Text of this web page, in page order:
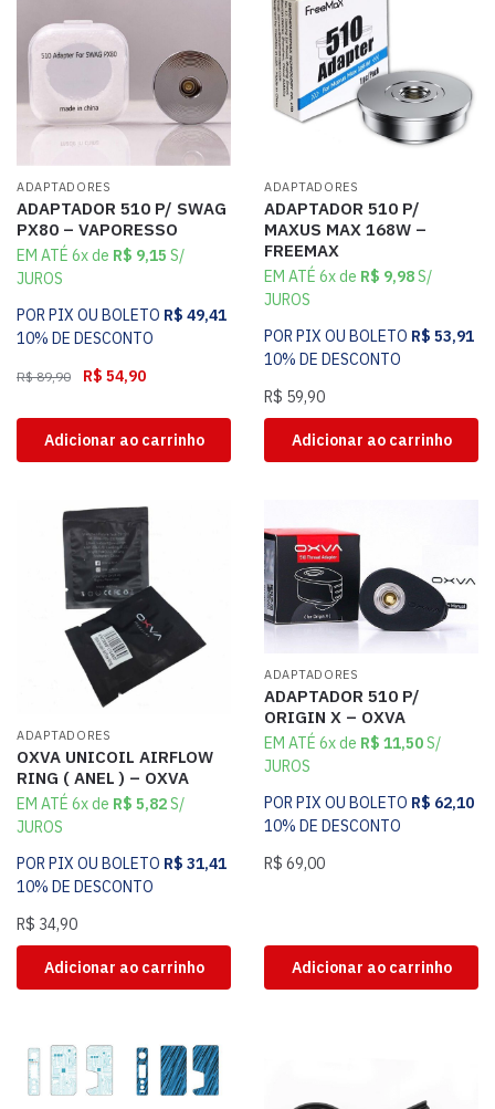
ADAPTADORES
ADAPTADOR 510 P/ SWAG
PX80 – VAPORESSO
EM ATÉ 6x de R$ 9,15 S/
JUROS
POR PIX OU BOLETO R$ 49,41
10% DE DESCONTO
R$89,90 R$ 54,90
Adicionar ao carrinho
ADAPTADORES
ADAPTADOR 510 P/
MAXUS MAX 168W –
FREEMAX
EM ATÉ 6x de R$ 9,98S/
JUROS
POR PIX OU BOLETO R$ 53,91
10% DE DESCONTO
R$ 59,90
Adicionar ao carrinho
ADAPTADORES
OXVA UNICOIL AIRFLOW
RING ( ANEL ) – OXVA
EM ATÉ 6x de R$ 5,82S/
JUROS
POR PIX OU BOLETO R$ 31,41
10% DE DESCONTO
R$ 34,90
Adicionar ao carrinho
ADAPTADORES
ADAPTADOR 510 P/
ORIGIN X – OXVA
EM ATÉ 6x de R$ 11,50S/
JUROS
POR PIX OU BOLETO R$ 62,10
10% DE DESCONTO
R$ 69,00
Adicionar ao carrinho